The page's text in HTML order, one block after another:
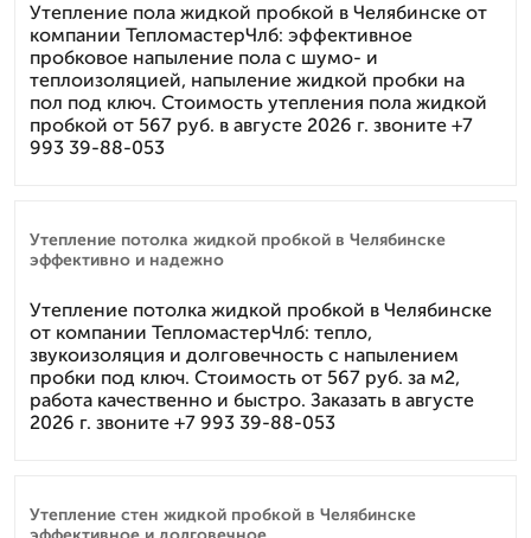
Утепление пола жидкой пробкой в Челябинске от
компании ТепломастерЧлб: эффективное
пробковое напыление пола с шумо- и
теплоизоляцией, напыление жидкой пробки на
пол под ключ. Стоимость утепления пола жидкой
пробкой от 567 руб. в августе 2026 г. звоните +7
993 39-88-053
Утепление потолка жидкой пробкой в Челябинске
эффективно и надежно
Утепление потолка жидкой пробкой в Челябинске
от компании ТепломастерЧлб: тепло,
звукоизоляция и долговечность с напылением
пробки под ключ. Стоимость от 567 руб. за м2,
работа качественно и быстро. Заказать в августе
2026 г. звоните +7 993 39-88-053
Утепление стен жидкой пробкой в Челябинске